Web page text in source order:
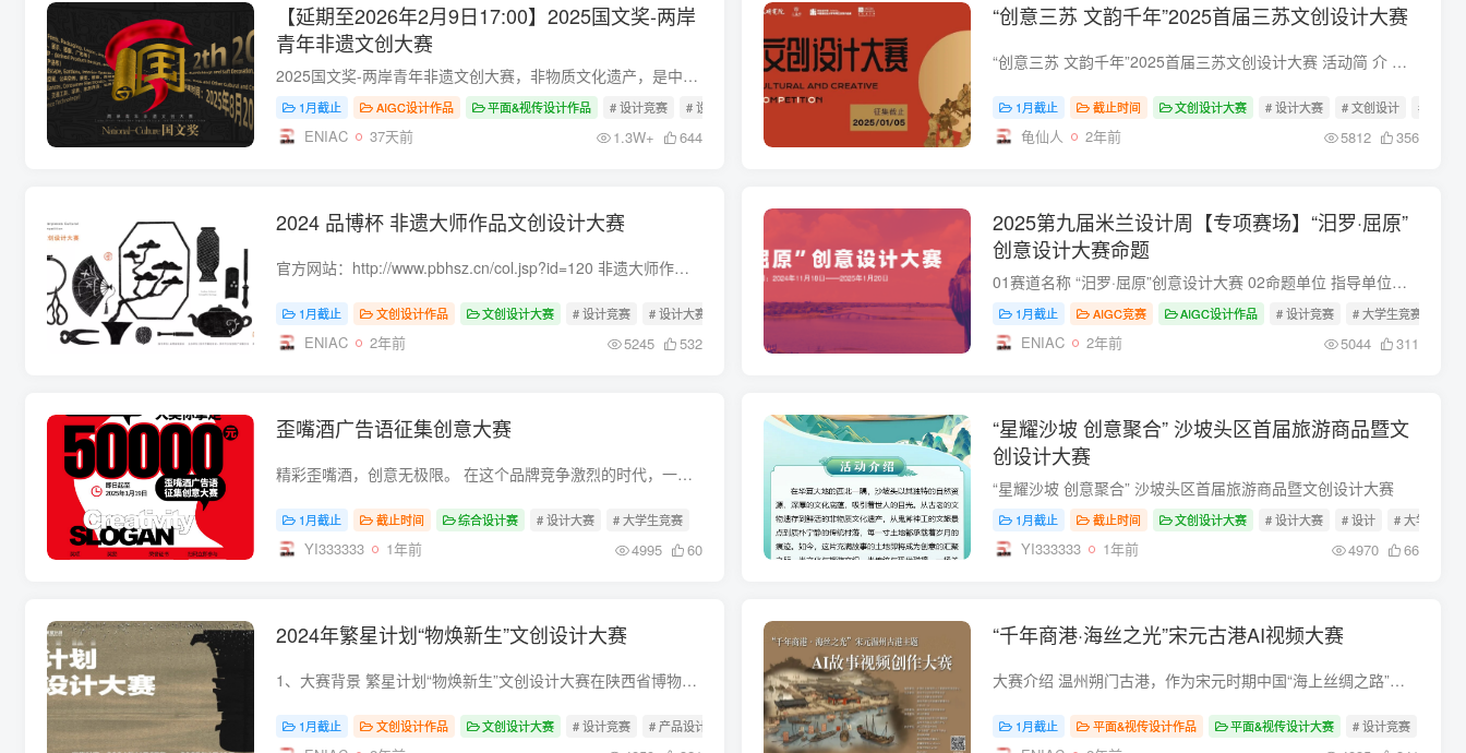
【延期至2026年2月9日17:00】2025国文奖-两岸
青年非遗文创大赛
2025国文奖-两岸青年非遗文创大赛，非物质文化遗产，是中华民族几千年历史长河中凝结的智慧结晶，是连接过去与未来的生命之桥，更是两岸人民共同珍视的精神与物质财富。它承载着独特的民族特质...
1月截止 AIGC设计作品 平面&视传设计作品 # 设计竞赛 # 设计大赛 # 大学生竞赛
ENIAC 37天前 1.3W+ 644
“创意三苏 文韵千年”2025首届三苏文创设计大赛
“创意三苏 文韵千年”2025首届三苏文创设计大赛 活动简 介 一家三父子，峨眉共比高。苏洵、苏轼、苏辙三父子以卓越道德文章，为后世所推崇敬仰。为推动三苏文化的传承与产业创新融合，此次活动...
1月截止 截止时间 文创设计大赛 # 设计大赛 # 文创设计 # 文创
龟仙人 2年前 5812 356
2024 品博杯 非遗大师作品文创设计大赛
官方网站：http://www.pbhsz.cn/col.jsp?id=120 非遗大师作品文创设计大赛 在历史长河中，非物质文化遗产承载着中华民族数千年的智慧与情感，是我们民族文化身份的重要标识。非遗是历史的活化石...
1月截止 文创设计作品 文创设计大赛 # 设计竞赛 # 设计大赛 # 文创设计
ENIAC 2年前 5245 532
2025第九届米兰设计周【专项赛场】“汨罗·屈原”
创意设计大赛命题
01赛道名称 “汨罗·屈原”创意设计大赛 02命题单位 指导单位：汨罗文旅集团有限公司 承办单位：湖南嘉树文化广告传媒有限责任公司 协办单位：汨罗芒果文旅有限公司、湖南理工学院美术与设计学...
1月截止 AIGC竞赛 AIGC设计作品 # 设计竞赛 # 大学生竞赛
ENIAC 2年前 5044 311
歪嘴酒广告语征集创意大赛
精彩歪嘴酒，创意无极限。 在这个品牌竞争激烈的时代，一句响亮的广告语往往能够成为品牌脱颖而出的利器。歪嘴酒，作为国内知名的露酒品牌，历经十年的拼搏与创新，已在酒类市场中占据一席之地...
1月截止 截止时间 综合设计赛 # 设计大赛 # 大学生竞赛
YI333333 1年前 4995 60
“星耀沙坡 创意聚合” 沙坡头区首届旅游商品暨文
创设计大赛
“星耀沙坡 创意聚合” 沙坡头区首届旅游商品暨文创设计大赛
1月截止 截止时间 文创设计大赛 # 设计大赛 # 设计 # 大学生竞赛
YI333333 1年前 4970 66
2024年繁星计划“物焕新生”文创设计大赛
1、大赛背景 繁星计划“物焕新生”文创设计大赛在陕西省博物馆协会的指导下，由腾讯数字文化实验室发起繁星计划文创设计大赛。本次大赛将面向高校师生、设计爱好者、文创企业等组织及机构公开征...
1月截止 文创设计作品 文创设计大赛 # 设计竞赛 # 产品设计 # 文创设计
“千年商港·海丝之光”宋元古港AI视频大赛
大赛介绍 温州朔门古港，作为宋元时期中国“海上丝绸之路”的璀璨明珠，见证了千年商港的辉煌历程，承载着深厚的历史文化底蕴。值此温州朔门古港入选中国十大考古新发现两周年之际，一场别开生...
1月截止 平面&视传设计作品 平面&视传设计大赛 # 设计竞赛